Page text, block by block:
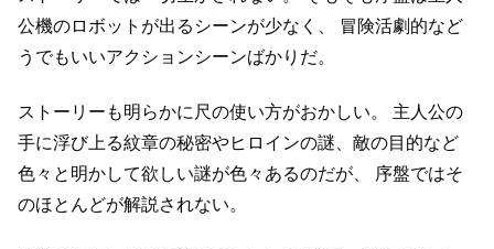
公機のロボットが出るシーンが少なく、
冒険活劇的など
うでもいいアクションシーンばかりだ。
ストーリーも明らかに尺の使い方がおかしい。
主人公の
手に浮び上る紋章の秘密やヒロインの謎、敵の目的など
色々と明かして欲しい謎が色々あるのだが、
序盤ではそ
のほとんどが解説されない。